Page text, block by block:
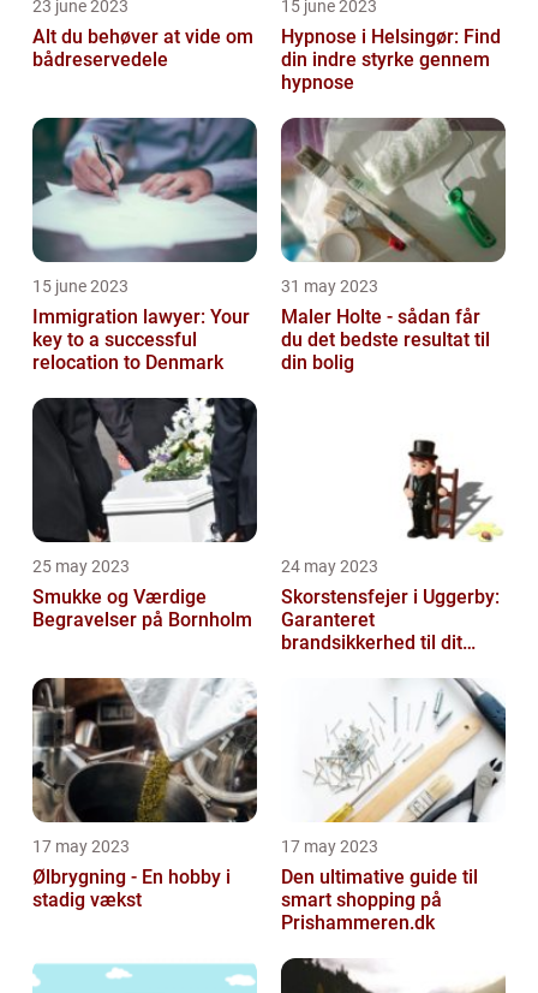
23 june 2023
Alt du behøver at vide om
bådreservedele
15 june 2023
Hypnose i Helsingør: Find
din indre styrke gennem
hypnose
15 june 2023
Immigration lawyer: Your
key to a successful
relocation to Denmark
31 may 2023
Maler Holte - sådan får
du det bedste resultat til
din bolig
25 may 2023
Smukke og Værdige
Begravelser på Bornholm
24 may 2023
Skorstensfejer i Uggerby:
Garanteret
brandsikkerhed til dit
17 may 2023
Ølbrygning - En hobby i
stadig vækst
17 may 2023
Den ultimative guide til
smart shopping på
Prishammeren.dk